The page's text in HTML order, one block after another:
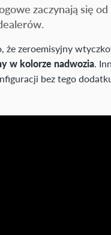
zaczynają się
że zeroemisyjny
w kolorze nadwozia.
bez tego